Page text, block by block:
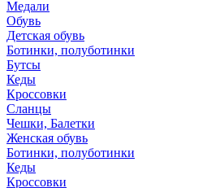
Медали
Обувь
Детская обувь
Ботинки, полуботинки
Бутсы
Кеды
Кроссовки
Сланцы
Чешки, Балетки
Женская обувь
Ботинки, полуботинки
Кеды
Кроссовки